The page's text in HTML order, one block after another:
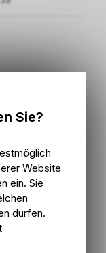
Sie?
Website
ein. Sie
dürfen.